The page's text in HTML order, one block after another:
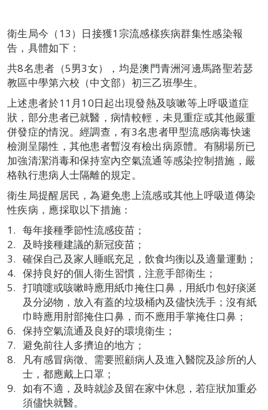
衛生局今（13）日接獲1宗流感樣疾病群集性感染報
告，具體如下：
共8名患者（5男3女），均是澳門青洲河邊馬路聖若瑟
教區中學第六校（中文部）初三乙班學生。
上述患者於11月10日起出現發熱及咳嗽等上呼吸道症
狀，部分患者已就醫，病情較輕，未見重症或其他嚴重
併發症的情況。經調查，有3名患者甲型流感病毒快速
檢測呈陽性，其他患者暫沒有檢出病原體。有關場所已
加強清潔消毒和保持室內空氣流通等感染控制措施，嚴
格執行患病人士隔離的規定。
衛生局提醒居民，為避免患上流感或其他上呼吸道傳染
性疾病，應採取以下措施：
每年接種季節性流感疫苗；
及時接種建議的新冠疫苗；
確保自己及家人睡眠充足，飲食均衡以及適量運動；
保持良好的個人衛生習慣，注意手部衛生；
打噴嚏或咳嗽時應用紙巾掩住口鼻，用紙巾包好痰涎
及分泌物，放入有蓋的垃圾桶內及儘快洗手；沒有紙
巾時應用肘部掩住口鼻，而不應用手掌掩住口鼻；
保持空氣流通及良好的環境衛生；
避免前往人多擠迫的地方；
凡有感冒病徵、需要照顧病人及進入醫院及診所的人
士，都應戴上口罩；
如有不適，及時就診及留在家中休息，若症狀加重必
須儘快就醫。